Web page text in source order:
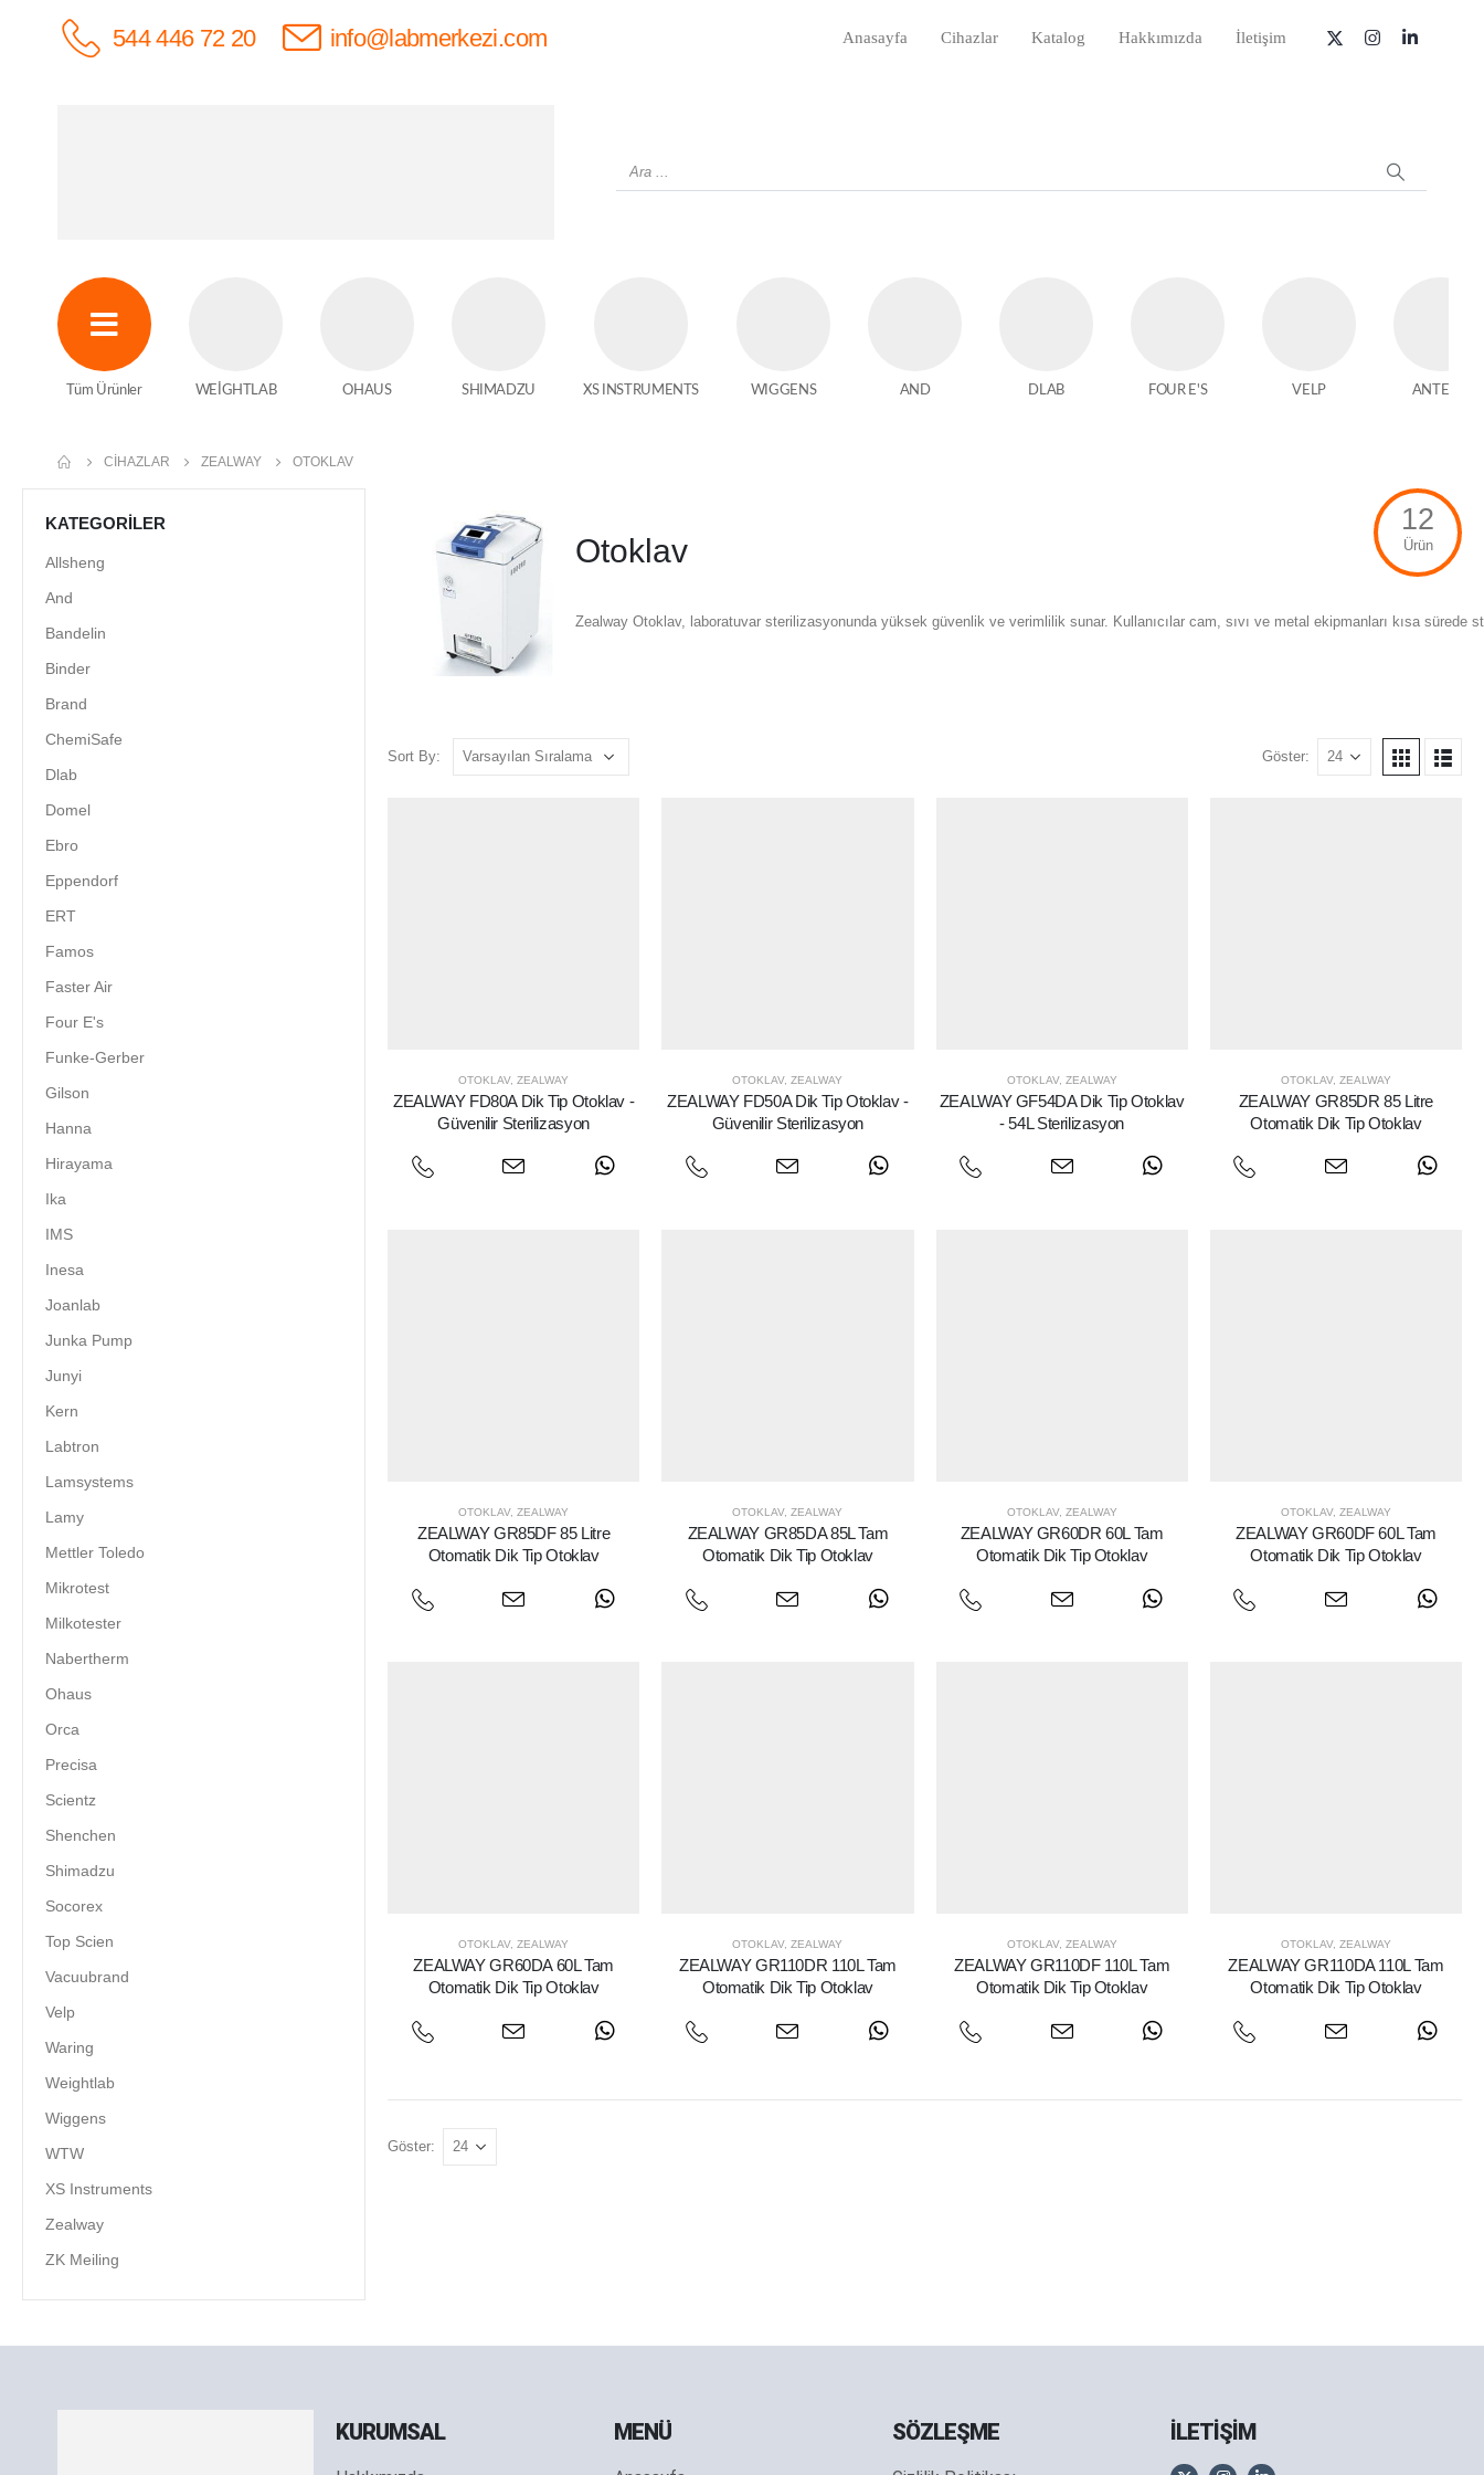
info@labmerkezi.com
544 446 72 20 Anasayfa Cihazlar Katalog Hakkımızda İletişim
Tüm Ürünler WEİGHTLAB OHAUS SHIMADZU XS INSTRUMENTS WIGGENS AND DLAB FOUR E'S VELP ANTECH
CIHAZLAR ZEALWAY OTOKLAV
Otoklav
Zealway Otoklav, laboratuvar sterilizasyonunda yüksek güvenlik ve verimlilik sunar. Kullanıcılar cam, sıvı ve metal ekipmanları kısa sürede
12
Ürün
Sort By: Göster:
OTOKLAV,ZEALWAY
ZEALWAY FD80A Dik Tip Otoklav -
Güvenilir Sterilizasyon
OTOKLAV,ZEALWAY
ZEALWAY FD50A Dik Tip Otoklav -
Güvenilir Sterilizasyon
OTOKLAV, ZEALWAY
ZEALWAY GF54DA Dik Tip Otoklav
- 54L Sterilizasyon
OTOKLAV, ZEALWAY
ZEALWAY GR85DR 85 Litre
Otomatik Dik Tip Otoklav
OTOKLAV,ZEALWAY
ZEALWAY GR85DF 85 Litre
Otomatik Dik Tip Otoklav
OTOKLAV,ZEALWAY
ZEALWAY GR85DA 85L Tam
Otomatik Dik Tip Otoklav
OTOKLAV, ZEALWAY
ZEALWAY GR60DR 60L Tam
Otomatik Dik Tip Otoklav
OTOKLAV, ZEALWAY
ZEALWAY GR60DF 60L Tam
Otomatik Dik Tip Otoklav
OTOKLAV,ZEALWAY
ZEALWAY GR60DA 60L Tam
Otomatik Dik Tip Otoklav
OTOKLAV,ZEALWAY
ZEALWAY GR110DR 110L Tam
Otomatik Dik Tip Otoklav
OTOKLAV, ZEALWAY
ZEALWAY GR110DF 110L Tam
Otomatik Dik Tip Otoklav
OTOKLAV, ZEALWAY
ZEALWAY GR110DA 110L Tam
Otomatik Dik Tip Otoklav
Göster:
KATEGORILER
Allsheng
And
Bandelin
Binder
Brand
ChemiSafe
Dlab
Domel
Ebro
Eppendorf
ERT
Famos
Faster Air
Four E's
Funke-Gerber
Gilson
Hanna
Hirayama
Ika
IMS
Inesa
Joanlab
Junka Pump
Junyi
Kern
Labtron
Lamsystems
Lamy
Mettler Toledo
Mikrotest
Milkotester
Nabertherm
Ohaus
Orca
Precisa
Scientz
Shenchen
Shimadzu
Socorex
Top Scien
Vacuubrand
Velp
Waring
Weightlab
Wiggens
WTW
XS Instruments
Zealway
ZK Meiling
KURUMSAL MENÜ SÖZLEŞME İLETİŞİM